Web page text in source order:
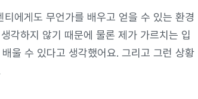
에게도 무언가를 배우고 얻을 수 있는 환경
각하지 않기 때문에 물론 제가 가르치는 입
울 수 있다고 생각했어요. 그리고 그런 상황